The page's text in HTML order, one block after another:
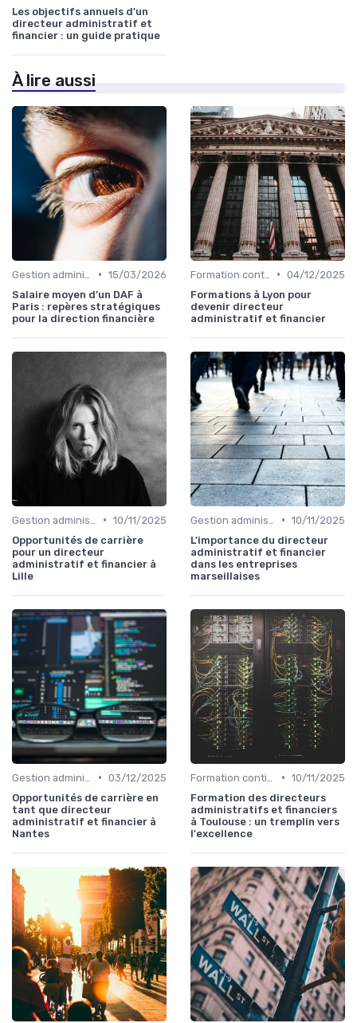
Les objectifs annuels d'un
directeur administratif et
financier : un guide pratique
À lire aussi
• 15/03/2026
Salaire moyen d’un DAF à
Paris : repères stratégiques
pour la direction financière
• 04/12/2025
Formations à Lyon pour
devenir directeur
administratif et financier
• 10/11/2025
Opportunités de carrière
pour un directeur
administratif et financier à
Lille
• 10/11/2025
L'importance du directeur
administratif et financier
dans les entreprises
marseillaises
• 03/12/2025
Opportunités de carrière en
tant que directeur
administratif et financier à
Nantes
• 10/11/2025
Formation des directeurs
administratifs et financiers
à Toulouse : un tremplin vers
l'excellence